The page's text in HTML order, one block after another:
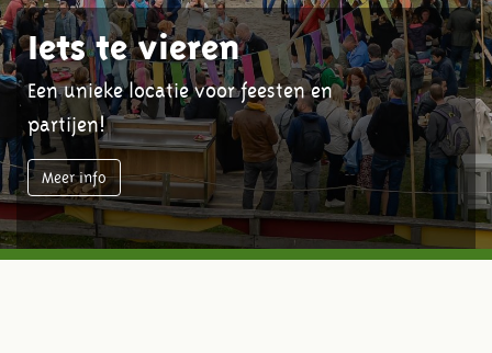
Iets te vieren
Een unieke locatie voor feesten en
partijen!
Meer info